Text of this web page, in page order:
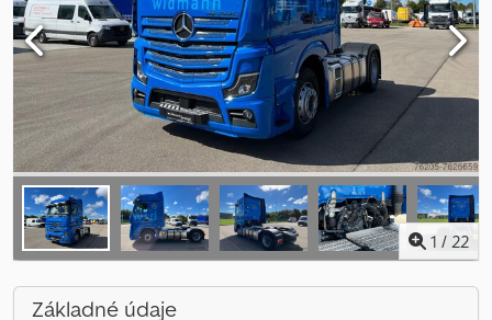
1 / 22
Základné údaje